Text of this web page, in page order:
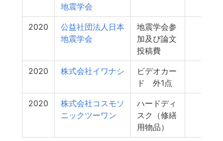
地震学会
2020
公益社団法人日本
地震学会
地震学会参
加及び論文
投稿費
2020 株式会社イワナシ
ビデオカー
ド 外1点
2020
株式会社コスモソ
ニックツーワン
ハードディ
スク（修繕
用物品）